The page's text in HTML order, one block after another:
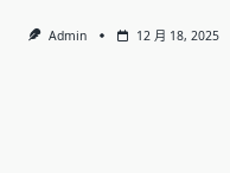
Admin 12 月 18, 2025